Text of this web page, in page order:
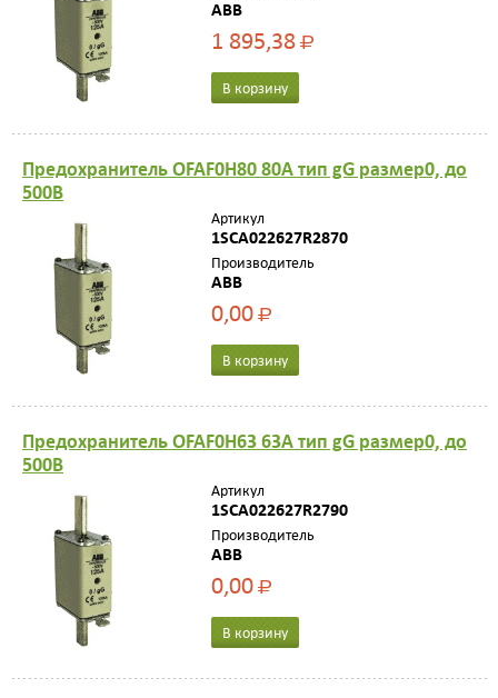
ABB
1 895,38Р
В корзину
Предохранитель OFAF0H80 80A тип gG размер0, до
500В
Артикул
1SCA022627R2870
Производитель
ABB
0,00Р
В корзину
Предохранитель OFAF0H63 63A тип gG размер0, до
500В
Артикул
1SCA022627R2790
Производитель
ABB
0,00Р
В корзину